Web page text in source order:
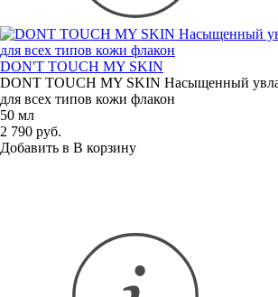
DON'T TOUCH MY SKIN
DONT TOUCH MY SKIN Насыщенный
для всех типов кожи флакон
50 мл
2 790 руб.
Добавить в В корзину